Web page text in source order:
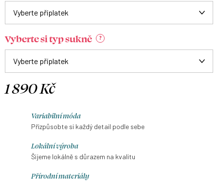
Vyberte si typ sukně ?
1 890 Kč
Variabilní móda
Přizpůsobte si každý detail podle sebe
Lokální výroba
Šijeme lokálně s důrazem na kvalitu
Přírodní materiály